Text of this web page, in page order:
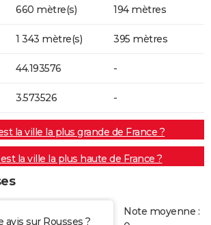
660 mètre(s) 194 mètres
1 343 mètre(s) 395 mètres
44.193576 -
3.573526 -
la ville la plus grande de France ?
la ville la plus haute de France ?
avis sur Rousses ?
Note moyenne :